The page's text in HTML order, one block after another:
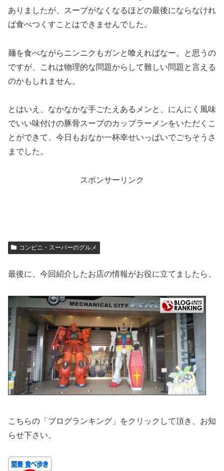
ありましたが、スープがなくなるほどの最後にならなけれ
ば食べつくすことはできませんでした。
麺を食べながらニンニクもガンと喰えればなー。と思うの
ですが、これは物理的な問題からして難しい問題と言える
のかもしれません。
とはいえ、なかなかな手ごたえあるメンと、にんにく風味
でいい味付けの豚骨スープのカップラーメンをいただくこ
とができて、今日もおなか一杯幸せいっぱいでごちそうさ
までした。
スポンサーリンク
コンビニ・スーパーのグルメ
最後に、今回紹介したお店の情報がお役に立てましたら、
こちらの「ブログランキング」をクリックして頂き、お知
らせ下さい。